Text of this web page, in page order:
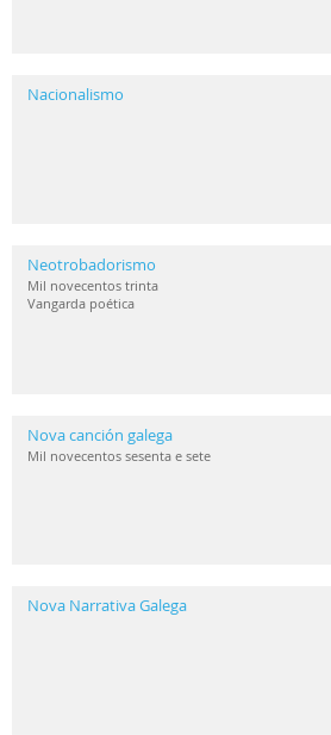
Nacionalismo
Neotrobadorismo
Mil novecentos trinta
Vangarda poética
Nova canción galega
Mil novecentos sesenta e sete
Nova Narrativa Galega